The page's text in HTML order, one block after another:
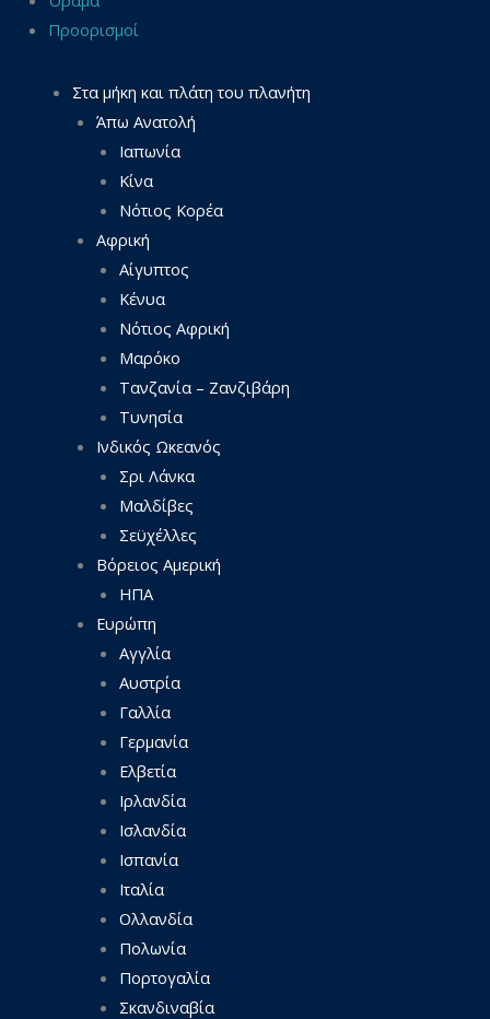
Προορισμοί
Στα μήκη και πλάτη του πλανήτη
Άπω Ανατολή
Ιαπωνία
Κίνα
Νότιος Κορέα
Αφρική
Αίγυπτος
Κένυα
Νότιος Αφρική
Μαρόκο
Τανζανία – Ζανζιβάρη
Τυνησία
Ινδικός Ωκεανός
Σρι Λάνκα
Μαλδίβες
Σεϋχέλλες
Βόρειος Αμερική
ΗΠΑ
Ευρώπη
Αγγλία
Αυστρία
Γαλλία
Γερμανία
Ελβετία
Ιρλανδία
Ισλανδία
Ισπανία
Ιταλία
Ολλανδία
Πολωνία
Πορτογαλία
Σκανδιναβία